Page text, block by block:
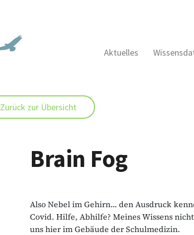
Aktuelles
Zurück zur Übersicht
Brain Fog
Also Nebel im Gehirn… den Ausdruck
Covid. Hilfe, Abhilfe? Meines Wissens
uns hier im Gebäude der Schulmedizin.